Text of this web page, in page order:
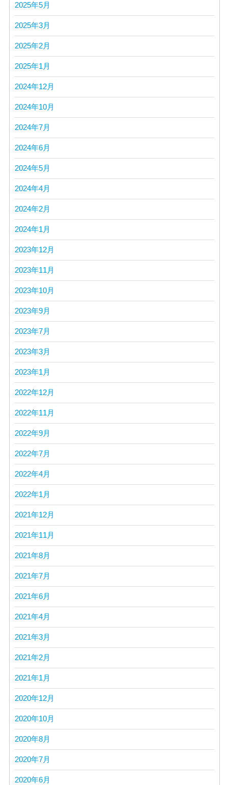
2025年5月
2025年3月
2025年2月
2025年1月
2024年12月
2024年10月
2024年7月
2024年6月
2024年5月
2024年4月
2024年2月
2024年1月
2023年12月
2023年11月
2023年10月
2023年9月
2023年7月
2023年3月
2023年1月
2022年12月
2022年11月
2022年9月
2022年7月
2022年4月
2022年1月
2021年12月
2021年11月
2021年8月
2021年7月
2021年6月
2021年4月
2021年3月
2021年2月
2021年1月
2020年12月
2020年10月
2020年8月
2020年7月
2020年6月